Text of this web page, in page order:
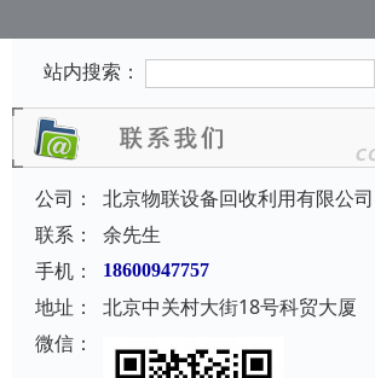
站内搜索：
公司：
北京物联设备回收利用有限公司
联系：
余先生
手机：
18600947757
地址：
北京中关村大街18号科贸大厦
微信：